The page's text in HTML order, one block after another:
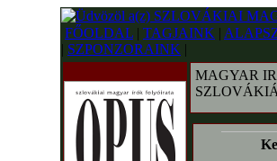
FŐOLDAL | TAGJAINK |
| SZPONZORAINK |
MAGYAR